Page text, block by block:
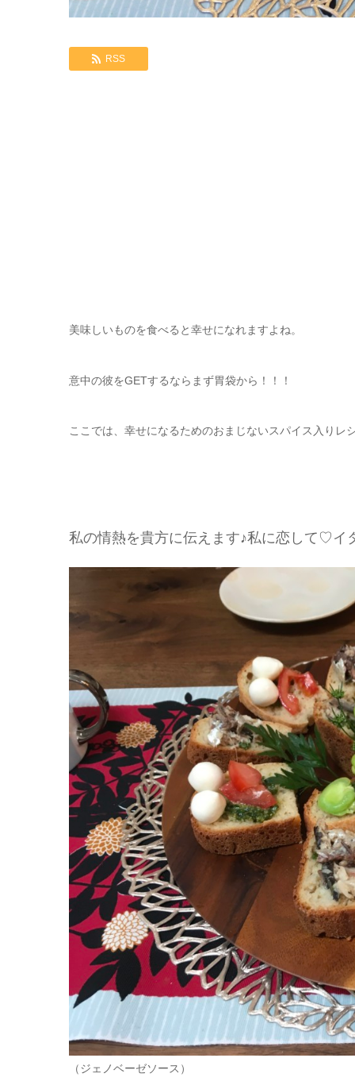
RSS
美味しいものを食べると幸せになれますよね。
意中の彼をGETするならまず胃袋から！！！
ここでは、幸せになるためのおまじないスパイス入りレ
私の情熱を貴方に伝えます♪私に恋して♡イ
（ジェノベーゼソース）